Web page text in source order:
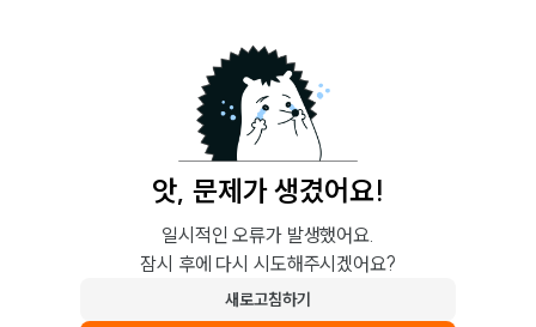
앗, 문제가 생겼어요!
일시적인 오류가 발생했어요.
잠시 후에 다시 시도해주시겠어요?
새로고침하기